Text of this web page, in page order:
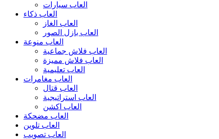
العاب سيارات
العاب ذكاء
العاب الغاز
العاب بازل الصور
العاب منوعة
العاب فلاش جماعية
العاب فلاش مميزة
العاب تعليمية
العاب مغامرات
العاب قتال
العاب استراتيجية
العاب اكشن
العاب مضحكة
العاب تلوين
العاب تصويب